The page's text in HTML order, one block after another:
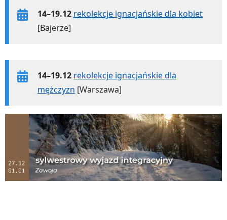
14–19.12 rekolekcje ignacjańskie dla kobiet
[Bajerze]
14–19.12 rekolekcje ignacjańskie dla
mężczyzn [Warszawa]